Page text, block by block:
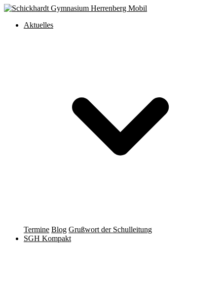
Aktuelles
Termine Blog Grußwort der Schulleitung
SGH Kompakt